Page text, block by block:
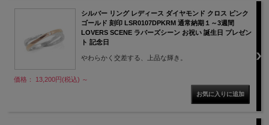
シルバー リング レディース ダイヤモンド クロス ピンク
ゴールド 刻印 LSR0107DPKRM 通常納期１～3週間
LOVERS SCENE ラバーズシーン お祝い 誕生日 プレゼン
ト 記念日
やわらかく交差する、上品な輝き。
価格： 13,200円(税込) ～